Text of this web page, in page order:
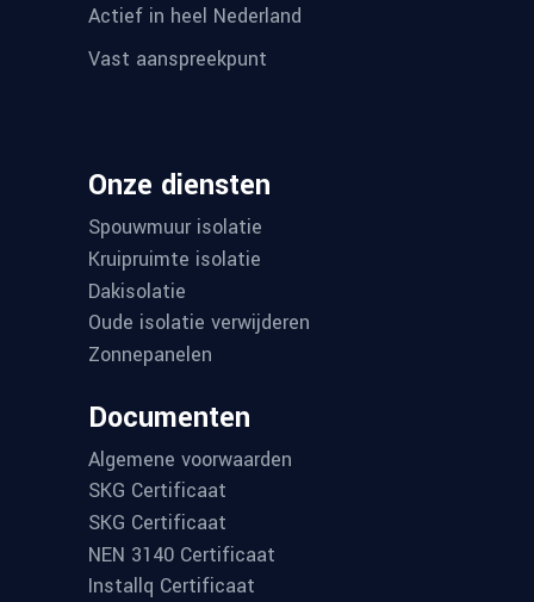
Actief in heel Nederland
Vast aanspreekpunt
Onze diensten
Spouwmuur isolatie
Kruipruimte isolatie
Dakisolatie
Oude isolatie verwijderen
Zonnepanelen
Documenten
Algemene voorwaarden
SKG Certificaat
SKG Certificaat
NEN 3140 Certificaat
Installq Certificaat